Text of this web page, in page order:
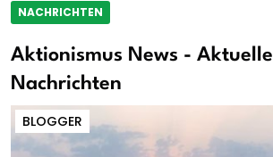
NACHRICHTEN
Aktionismus News - Aktuelle
Nachrichten
BLOGGER